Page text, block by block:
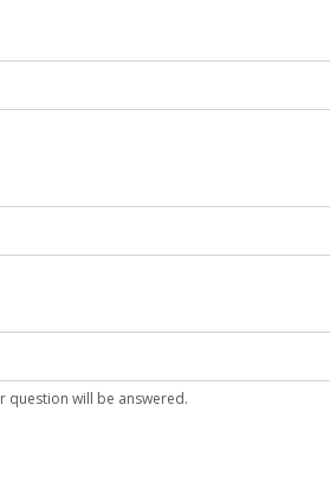
question will be answered.